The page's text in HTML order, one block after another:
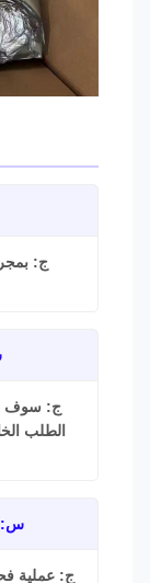
ج: بمجرد
س:
ج: سوف نقدم
س: كيف
ج: عملية فحص